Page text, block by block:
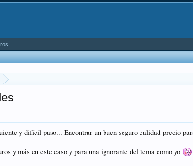
y difícil paso... Encontrar un buen seguro calidad-precio
y más en este caso y para una ignorante del tema como yo